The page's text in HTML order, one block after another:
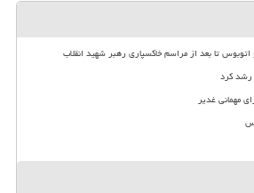
تا بعد از مراسم خاکسپاری رهبر شهید انقلاب
مهمانی غدیر